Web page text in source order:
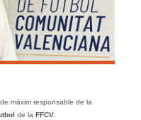
màxim responsable de la
de la FFCV.